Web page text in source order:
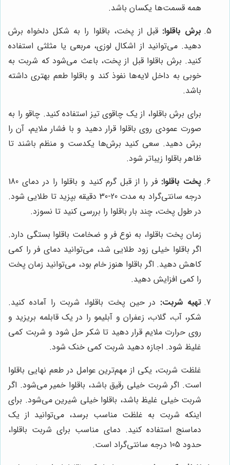
همه قسمت‌ها یکسان باشد.
برش باقلوا: قبل از پخت، باقلوا را به شکل دلخواه برش
دهید. می‌توانید از اشکال لوزی، مربعی یا مثلثی استفاده
کنید. برش باقلوا قبل از پخت، باعث می‌شود که شربت به
خوبی به داخل لایه‌ها نفوذ کند و باقلوا طعم بهتری داشته
باشد.
برای برش باقلوا، از یک چاقوی تیز استفاده کنید. چاقو را به
صورت عمودی روی باقلوا قرار دهید و با فشار ملایم، آن را
برش دهید. سعی کنید برش‌ها یکدست و منظم باشند تا
ظاهر باقلوا زیباتر شود.
پخت باقلوا:
فر را از قبل گرم کنید و باقلوا را در دمای 180
درجه سانتی‌گراد به مدت 20-30 دقیقه بپزید تا طلایی شود.
در طول پخت، چند بار باقلوا را بررسی کنید تا نسوزد.
زمان پخت باقلوا، به نوع فر و ضخامت باقلوا بستگی دارد.
اگر باقلوا خیلی زود طلایی شد، می‌توانید دمای فر را کمی
کاهش دهید. اگر باقلوا هنوز خام بود، می‌توانید زمان پخت
را کمی افزایش دهید.
تهیه شربت: در حین پخت باقلوا، شربت را آماده کنید.
شکر، آب، گلاب، زعفران و آبلیمو را در یک قابلمه بریزید و
روی حرارت ملایم قرار دهید تا شکر حل شود و شربت کمی
غلیظ شود. اجازه دهید شربت کمی خنک شود.
غلظت شربت، یکی از مهم‌ترین عوامل در طعم نهایی باقلوا
است. اگر شربت خیلی رقیق باشد، باقلوا خمیر می‌شود. اگر
شربت خیلی غلیظ باشد، باقلوا خیلی شیرین می‌شود. برای
اینکه شربت به غلظت مناسب برسد، می‌توانید از یک
دماسنج استفاده کنید. دمای مناسب برای شربت باقلوا،
حدود 105 درجه سانتی‌گراد است.